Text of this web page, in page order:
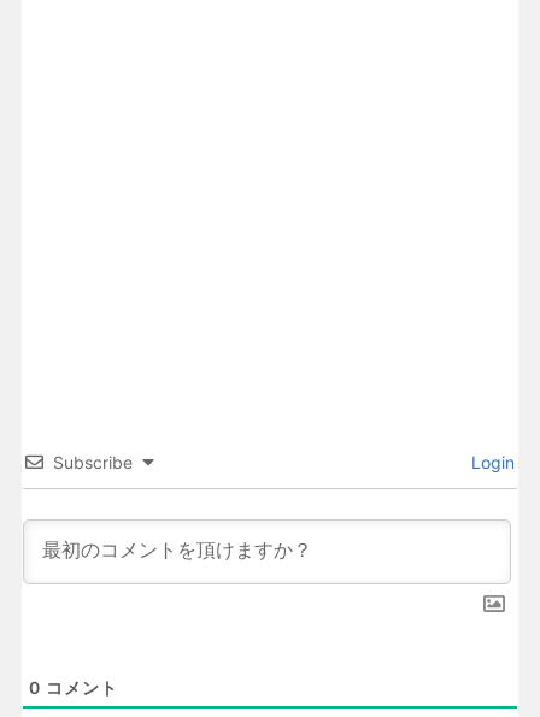
Subscribe Login
0 コメント